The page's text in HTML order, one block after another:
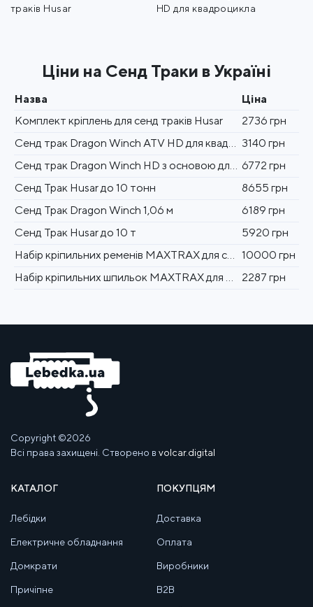
траків Husar
HD для квадроцикла
Ціни на Сенд Траки в Україні
Назва
Ціна
Комплект кріплень для сенд траків Husar
2736 грн
3140 грн
6772 грн
Сенд Трак Husar до 10 тонн
8655 грн
Сенд Трак Dragon Winch 1,06 м
6189 грн
Сенд Трак Husar до 10 т
5920 грн
10000 грн
2287 грн
Copyright ©2026
Всі права захищені. Створено в volcar.digital
КАТАЛОГ
Лебідки
Електричне обладнання
Домкрати
Причіпне
ПОКУПЦЯМ
Доставка
Оплата
Виробники
B2B